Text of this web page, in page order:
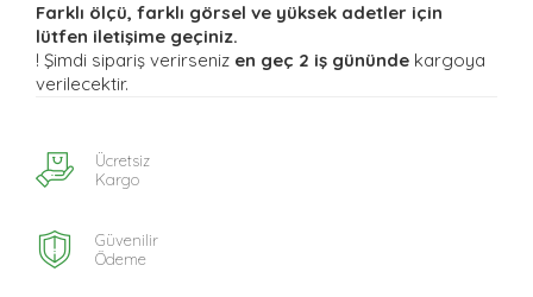
Farklı ölçü, farklı görsel ve yüksek adetler için
lütfen iletişime geçiniz.
! Şimdi sipariş verirseniz en geç 2 iş gününde kargoya
verilecektir.
Ücretsiz
Kargo
Güvenilir
Ödeme